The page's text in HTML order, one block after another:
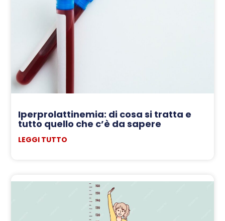
Iperprolattinemia: di cosa si tratta e
tutto quello che c’è da sapere
LEGGI TUTTO